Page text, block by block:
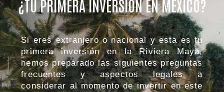
¿TU PRIMERA INVERSIÓN EN MÉXICO?
Si eres extranjero o nacional y esta es tu
primera inversión en la Riviera Maya,
hemos preparado las siguientes preguntas
frecuentes y aspectos legales a
considerar al momento de invertir en este